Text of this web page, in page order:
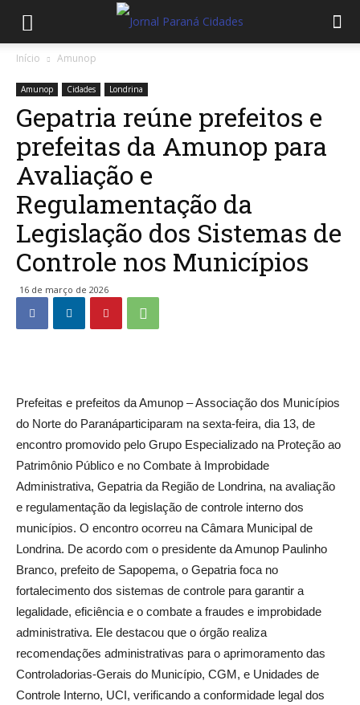
Início Amunop
Amunop Cidades Londrina
Gepatria reúne prefeitos e
prefeitas da Amunop para
Avaliação e
Regulamentação da
Legislação dos Sistemas de
Controle nos Municípios
16 de março de 2026
Prefeitas e prefeitos da Amunop – Associação dos Municípios
do Norte do Paranáparticiparam na sexta-feira, dia 13, de
encontro promovido pelo Grupo Especializado na Proteção ao
Patrimônio Público e no Combate à Improbidade
Administrativa, Gepatria da Região de Londrina, na avaliação
e regulamentação da legislação de controle interno dos
municípios. O encontro ocorreu na Câmara Municipal de
Londrina. De acordo com o presidente da Amunop Paulinho
Branco, prefeito de Sapopema, o Gepatria foca no
fortalecimento dos sistemas de controle para garantir a
legalidade, eficiência e o combate a fraudes e improbidade
administrativa. Ele destacou que o órgão realiza
recomendações administrativas para o aprimoramento das
Controladorias-Gerais do Município, CGM, e Unidades de
Controle Interno, UCI, verificando a conformidade legal dos